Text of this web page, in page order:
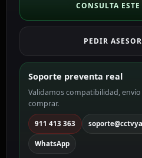
color
blanco
HOMESIREN-
W-
DUMMY
cantidad
CONSULTA
PEDIR
Soporte preventa real
Validamos compatibilidad,
comprar.
911 413 363
WhatsApp